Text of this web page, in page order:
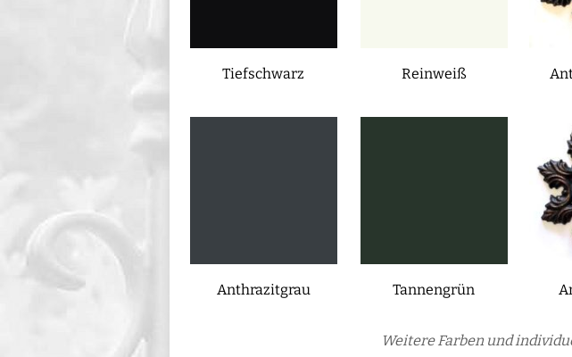
Tiefschwarz Reinweiß
Anthrazitgrau Tannengrün
Weitere Farben und